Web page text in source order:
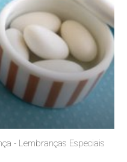
- Lembranças Especiais